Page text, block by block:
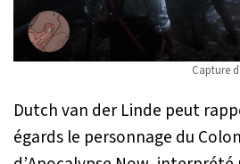
Capture
Dutch van der Linde peut
égards le personnage du